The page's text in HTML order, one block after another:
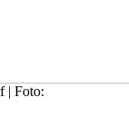
| Foto: